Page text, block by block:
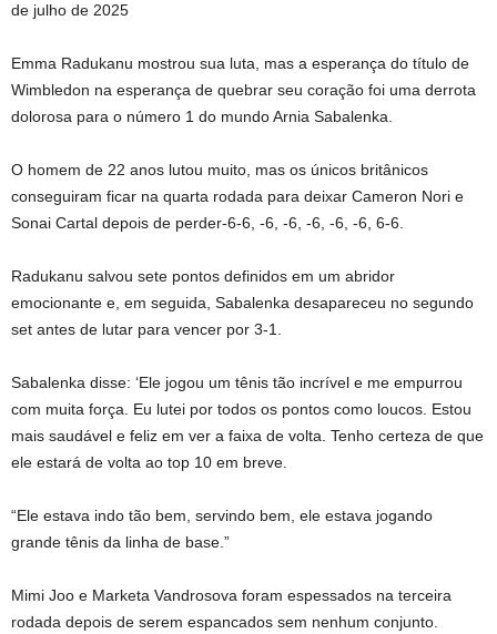
de julho de 2025
Emma Radukanu mostrou sua luta, mas a esperança do título de
Wimbledon na esperança de quebrar seu coração foi uma derrota
dolorosa para o número 1 do mundo Arnia Sabalenka.
O homem de 22 anos lutou muito, mas os únicos britânicos
conseguiram ficar na quarta rodada para deixar Cameron Nori e
Sonai Cartal depois de perder-6-6, -6, -6, -6, -6, -6, 6-6.
Radukanu salvou sete pontos definidos em um abridor
emocionante e, em seguida, Sabalenka desapareceu no segundo
set antes de lutar para vencer por 3-1.
Sabalenka disse: ‘Ele jogou um tênis tão incrível e me empurrou
com muita força. Eu lutei por todos os pontos como loucos. Estou
mais saudável e feliz em ver a faixa de volta. Tenho certeza de que
ele estará de volta ao top 10 em breve.
“Ele estava indo tão bem, servindo bem, ele estava jogando
grande tênis da linha de base.”
Mimi Joo e Marketa Vandrosova foram espessados ​​na terceira
rodada depois de serem espancados sem nenhum conjunto.